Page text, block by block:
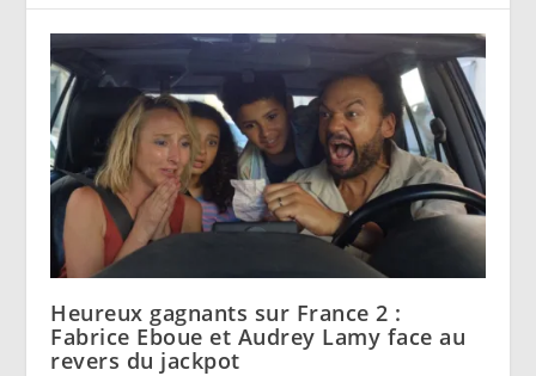
Heureux gagnants sur France 2 :
Fabrice Eboue et Audrey Lamy face au
revers du jackpot